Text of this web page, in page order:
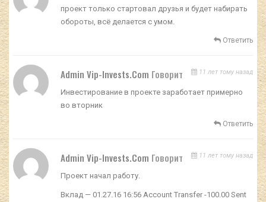
проект только стартовал друзья и будет набирать
обороты, всё делается с умом.
Ответить
Admin Vip-Invests.com Говорит 11 лет тому назад
Инвестирование в проекте заработает примерно
во вторник
Ответить
Admin Vip-Invests.com Говорит 11 лет тому назад
Проект начал работу.
Вклад — 01.27.16 16:56 Account Transfer -100.00 Sent